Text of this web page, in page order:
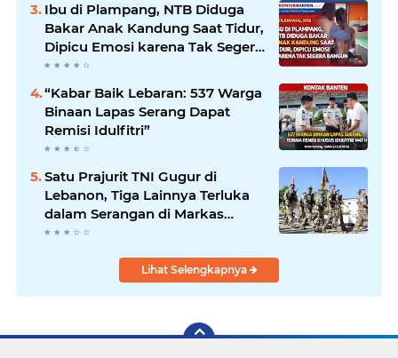
Ibu di Plampang, NTB Diduga
Bakar Anak Kandung Saat Tidur,
Dipicu Emosi karena Tak Segera
Bangun
“Kabar Baik Lebaran: 537 Warga
Binaan Lapas Serang Dapat
Remisi Idulfitri”
Satu Prajurit TNI Gugur di
Lebanon, Tiga Lainnya Terluka
dalam Serangan di Markas
UNIFIL
Lihat Selengkapnya